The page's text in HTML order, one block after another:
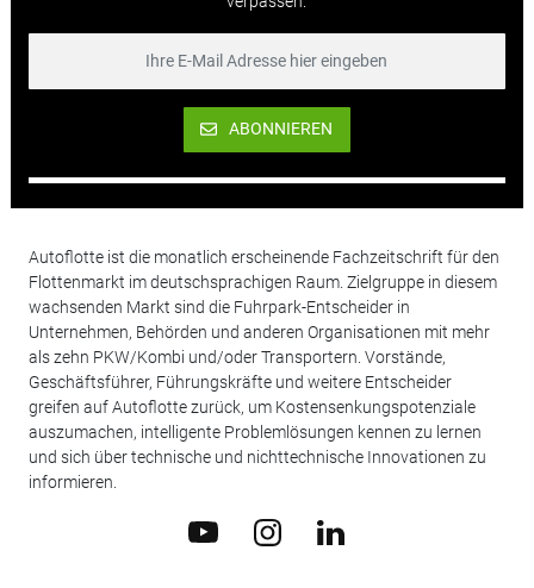
ABONNIEREN
Autoflotte ist die monatlich erscheinende Fachzeitschrift für den
Flottenmarkt im deutschsprachigen Raum. Zielgruppe in diesem
wachsenden Markt sind die Fuhrpark-Entscheider in
Unternehmen, Behörden und anderen Organisationen mit mehr
als zehn PKW/Kombi und/oder Transportern. Vorstände,
Geschäftsführer, Führungskräfte und weitere Entscheider
greifen auf Autoflotte zurück, um Kostensenkungspotenziale
auszumachen, intelligente Problemlösungen kennen zu lernen
und sich über technische und nichttechnische Innovationen zu
informieren.